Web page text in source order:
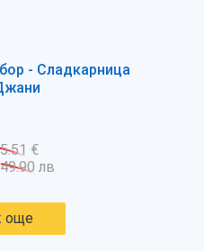
- Сладкарница
€
49.90 лв
още